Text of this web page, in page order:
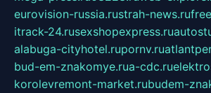
eurovision-russia.rustrah-news.ru
itrack-24.rusexshopexpress.ru
alabuga-cityhotel.rupornv.ru
bud-em-znakomye.rua-cdc.ru
korolevremont-market.rubudem-